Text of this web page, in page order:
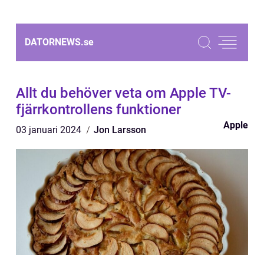
DATORNEWS.se
Allt du behöver veta om Apple TV-
fjärrkontrollens funktioner
03 januari 2024 Jon Larsson Apple